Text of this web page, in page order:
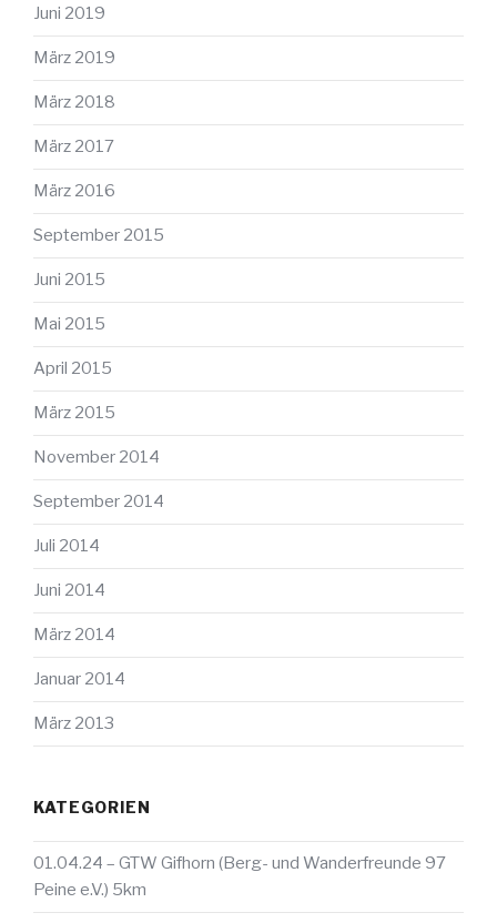
Juni 2019
März 2019
März 2018
März 2017
März 2016
September 2015
Juni 2015
Mai 2015
April 2015
März 2015
November 2014
September 2014
Juli 2014
Juni 2014
März 2014
Januar 2014
März 2013
KATEGORIEN
01.04.24 – GTW Gifhorn (Berg- und Wanderfreunde 97
Peine e.V.) 5km